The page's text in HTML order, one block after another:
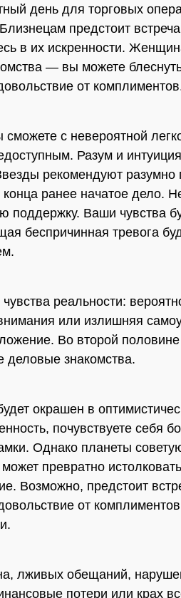
день для торговых
предстоит
в их искренности.
— вы можете
от
с невероятной
Разум и
рекомендуют разумно
ранее начатое дело.
поддержку. Ваши чувства
беспричинная тревога
реальности:
или излишняя
Во второй
деловые знакомства.
окрашен в
почувствуете себя
Однако планеты
может превратно
Возможно, предстоит
от
лживых обещаний,
потери или крах